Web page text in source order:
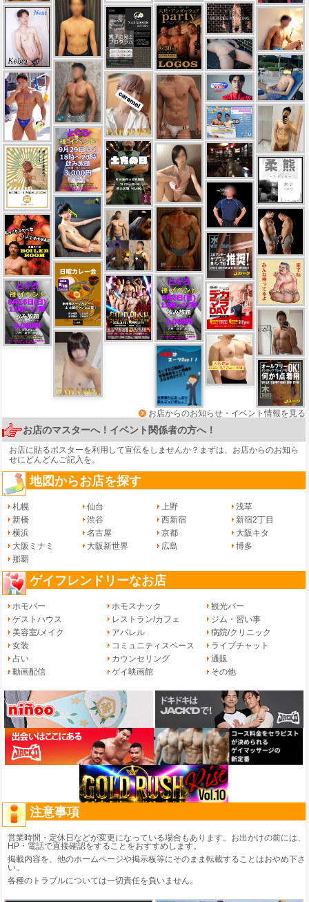
お店からのお知らせ・イベント情報を見る
お店のマスターへ！イベント関係者の方へ！
お店に貼るポスターを利用して宣伝をしませんか？まずは、 お店からのお知ら
せにどんどんご記入を。
地図からお店を探す
札幌 仙台 上野
浅草
新橋
渋谷 西新宿
新宿2丁目
横浜
名古屋 京都
大阪キタ
大阪ミナミ
大阪新世界 広島
博多
那覇
ゲイフレンドリーなお店
ホモバー ホモスナック
観光バー
ゲストハウス
レストラン/カフェ
ジム・習い事
美容室/メイク
アパレル
病院/クリニック
女装
コミュニティスペース
ライブチャット
占い
カウンセリング
通販
動画配信
ゲイ映画館 その他
注意事項
営業時間・定休日などが変更になっている場合もあります。お出かけの前には、
HP・電話で直接確認をすることをおすすめします。
掲載内容を、他のホームページや掲示板等にそのまま転載することはおやめ下さ
い。
各種のトラブルについては一切責任を負いません。